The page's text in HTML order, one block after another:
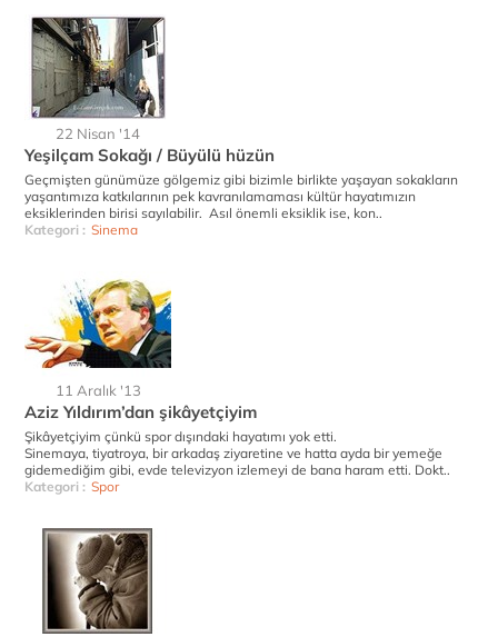
22 Nisan '14
Yeşilçam Sokağı / Büyülü hüzün
Geçmişten günümüze gölgemiz gibi bizimle birlikte yaşayan sokakların
yaşantımıza katkılarının pek kavranılamaması kültür hayatımızın
eksiklerinden birisi sayılabilir. Asıl önemli eksiklik ise, kon..
Kategori : Sinema
11 Aralık '13
Aziz Yıldırım’dan şikâyetçiyim
Şikâyetçiyim çünkü spor dışındaki hayatımı yok etti.
Sinemaya, tiyatroya, bir arkadaş ziyaretine ve hatta ayda bir yemeğe
gidemediğim gibi, evde televizyon izlemeyi de bana haram etti. Dokt..
Kategori : Spor